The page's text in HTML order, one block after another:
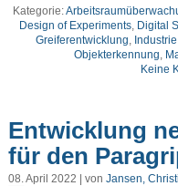
Kategorie:
Design of Experiments, Digital
Greiferentwicklung,
Objekterkennung,
Keine
Entwicklung
für den
08. April 2022 | von Jansen,